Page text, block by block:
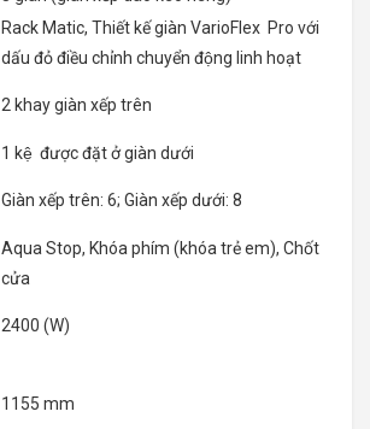
Rack Matic, Thiết kế giàn VarioFlex Pro với
dấu đỏ điều chỉnh chuyển động linh hoạt
2 khay giàn xếp trên
1 kệ được đặt ở giàn dưới
Giàn xếp trên: 6; Giàn xếp dưới: 8
Aqua Stop, Khóa phím (khóa trẻ em), Chốt
cửa
2400 (W)
1155 mm